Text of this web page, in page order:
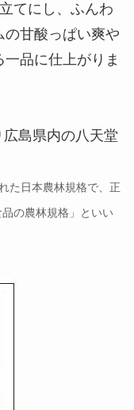
てにし、ふんわ
の甘酸っぱい爽や
品に仕上がりま
島県内の八天堂
た日本農林規格で、正
の農林規格」といい